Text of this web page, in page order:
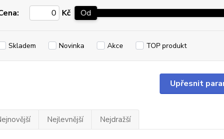
Upřesnit
Kč Od
Skladem Novinka Akce TOP produkt
Nejlevnější Nejdražší